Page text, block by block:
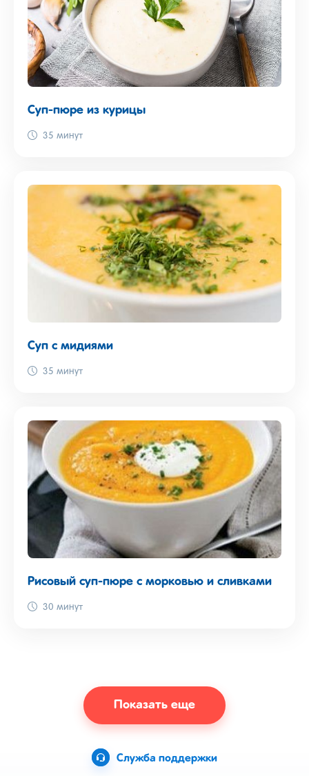
Суп-пюре из курицы
35 минут
Суп с мидиями
35 минут
Рисовый суп-пюре с морковью и сливками
30 минут
Показать еще
Служба поддержки